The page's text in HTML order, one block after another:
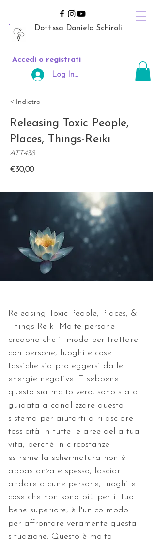
Dott.ssa Daniela Schiroli
Accedi o registrati
Log In Area Riservata
< Indietro
Releasing Toxic People,
Places, Things-Reiki
ATT438
€30,00
Releasing Toxic People, Places, &
Things Reiki Molte persone
credono che il modo per trattare
con persone, luoghi e cose
tossiche sia proteggersi dalle
energie negative. E sebbene
questo sia molto vero, sono stata
guidata a canalizzare questo
sistema per aiutarti a rilasciare
tossicità in tutte le aree della tua
vita, perché in circostanze
estreme la schermatura non è
abbastanza e spesso, lasciar
andare alcune persone, luoghi e
cose che non sono più per il tuo
bene superiore, è l'unico modo
per affrontare veramente questa
situazione. Questo è molto